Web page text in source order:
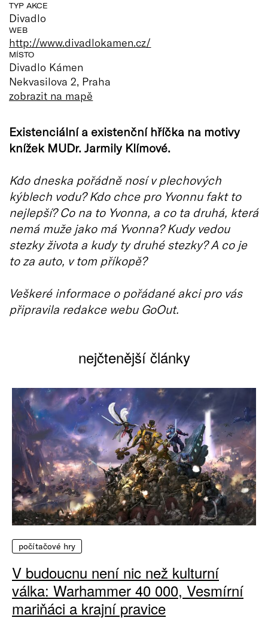
TYP AKCE
Divadlo
WEB
http://www.divadlokamen.cz/
MÍSTO
Divadlo Kámen
Nekvasilova 2, Praha
zobrazit na mapě
Existenciální a existenční hříčka na motivy
knížek MUDr. Jarmily Klímové.
Kdo dneska pořádně nosí v plechových
kýblech vodu? Kdo chce pro Yvonnu fakt to
nejlepší? Co na to Yvonna, a co ta druhá, která
nemá muže jako má Yvonna? Kudy vedou
stezky života a kudy ty druhé stezky? A co je
to za auto, v tom příkopě?
Veškeré informace o pořádané akci pro vás
připravila redakce webu GoOut.
nejčtenější články
počítačové hry
V budoucnu není nic než kulturní
válka: Warhammer 40 000, Vesmírní
mariňáci a krajní pravice